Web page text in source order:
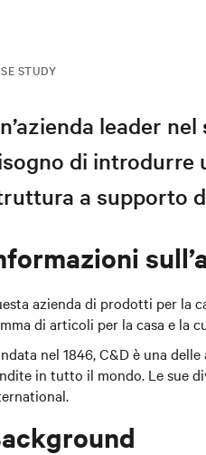
STUDY
leader
di introdurre
a supporto
azienda di prodotti per la
di articoli per la casa e la
nel 1846, C&D è una
in tutto il mondo. Le sue